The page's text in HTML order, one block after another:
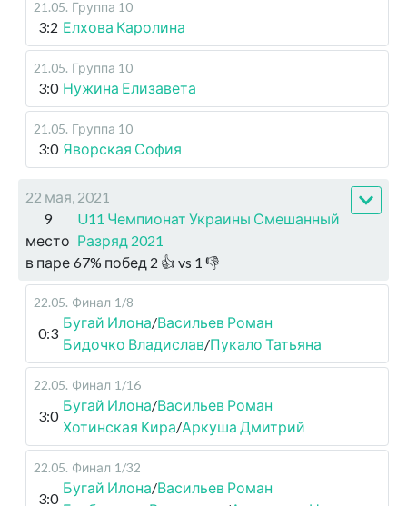
21.05. Группа 10
3:2 Елхова Каролина
21.05. Группа 10
3:0 Нужина Елизавета
21.05. Группа 10
3:0 Яворская София
22 мая, 2021
9
место
U11 Чемпионат Украины Смешанный
Разряд 2021
в паре 67% побед 2 👍 vs 1 👎
22.05. Финал 1/8
0:3
Бугай Илона/Васильев Роман
Бидочко Владислав/Пукало Татьяна
22.05. Финал 1/16
3:0
Бугай Илона/Васильев Роман
Хотинская Кира/Аркуша Дмитрий
22.05. Финал 1/32
3:0
Бугай Илона/Васильев Роман